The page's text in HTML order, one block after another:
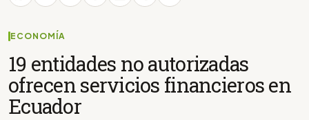
ECONOMÍA
19 entidades no autorizadas
ofrecen servicios financieros en
Ecuador